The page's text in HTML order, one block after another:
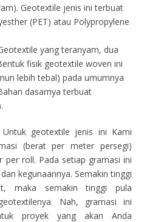
Geotextile jenis ini terbuat
(PET) atau Polypropylene
yang teranyam, dua
fisik geotextile woven ini
lebih tebal) pada umumnya
dasarnya terbuat
geotextile jenis ini Kami
(berat per meter persegi)
per roll. Pada setiap gramasi ini
kegunaannya. Semakin tinggi
maka semakin tinggi pula
Nah, gramasi ini
proyek yang akan Anda